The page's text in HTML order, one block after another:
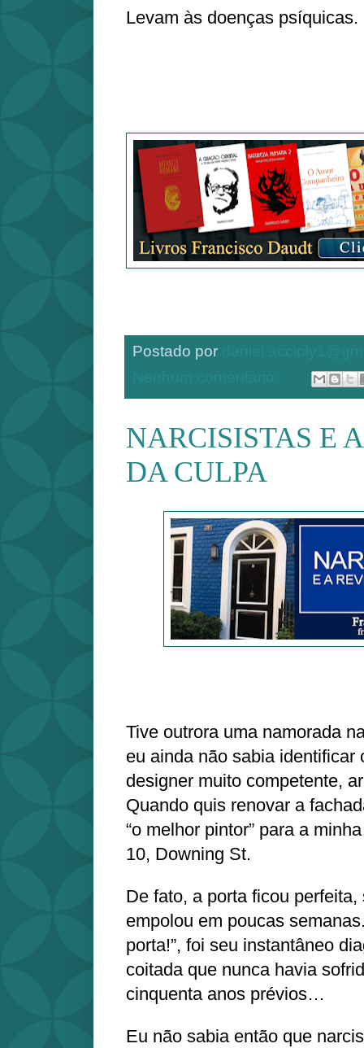
Levam às doenças psíquicas.
Postado por
NARCISISTAS E
DA CULPA
Tive outrora uma namorada
eu ainda não sabia identificar
designer muito competente,
Quando quis renovar a
“o melhor pintor” para a
10, Downing St.
De fato, a porta ficou
empolou em poucas
porta!”, foi seu instantâneo
coitada que nunca havia
cinquenta anos prévios…
Eu não sabia então que